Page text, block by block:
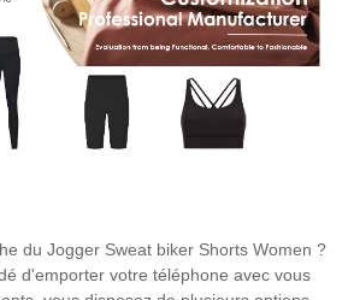
du Jogger Sweat biker Shorts Women ?
d'emporter votre téléphone avec vous